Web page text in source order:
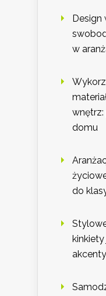
w
wnętrz:
domu
do